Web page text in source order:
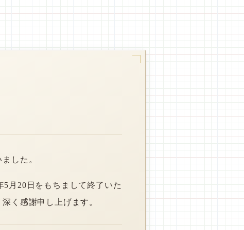
した。
月20日をもちまして終了いた
く感謝申し上げます。